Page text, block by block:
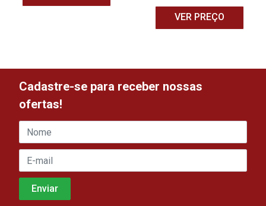
VER PREÇO
Cadastre-se para receber nossas
ofertas!